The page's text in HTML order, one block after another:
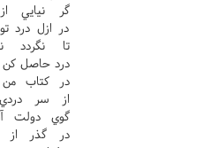
گر نيايي
در ازل درد
تا نگردد
درد حاصل کن
در کتاب
از سر
گوي دولت
در گذر از